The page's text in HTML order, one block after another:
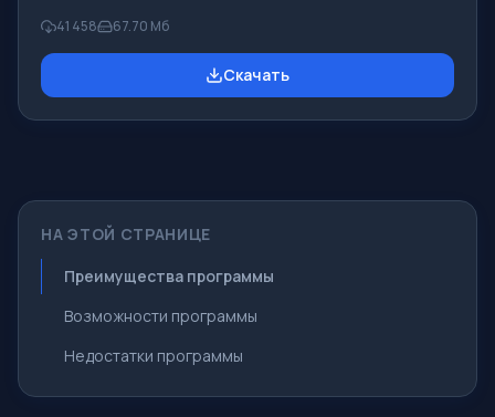
изучении программирования. Основное назначение
систем программирования Pascal ABC.NET изучение и
обучение языкам современного программирования.
41 458 67.70 Мб
Скачать
НА ЭТОЙ СТРАНИЦЕ
Преимущества программы
Возможности программы
Недостатки программы